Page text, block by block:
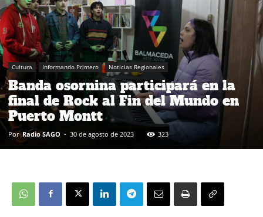
Cultura Informando Primero Noticias Regionales
Banda osornina participará en la
final de Rock al Fin del Mundo en
Puerto Montt
Por Radio SAGO - 30 de agosto de 2023 323